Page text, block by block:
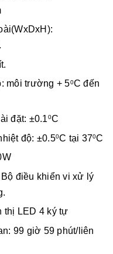
môi trường + 50C đến
đặt: ±0.10C
độ: ±0.50C tại 370C
điều khiển vi xử lý
thị LED 4 ký tự
99 giờ 59 phút/liên